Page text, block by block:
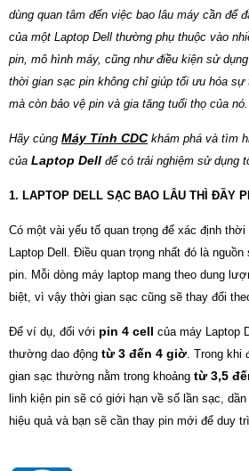
dùng quan tâm đến việc bao lâu máy cần để
của một Laptop Dell thường phụ thuộc vào
pin, mô hình máy, cũng như điều kiện sử
thời gian sạc pin không chỉ giúp tối ưu hóa
mà còn bảo vệ pin và gia tăng tuổi thọ của nó.
Hãy cùng Máy Tính CDCkhám phá và tìm
của Laptop Dell để có trải nghiệm sử dụng
1. LAPTOP DELL SẠC BAO LÂU THÌ ĐẦY
Có một vài yếu tố quan trọng để xác định
Laptop Dell. Điều quan trọng nhất đó là
pin. Mỗi dòng máy laptop mang theo dung
biệt, vì vậy thời gian sạc cũng sẽ thay đổi
Để ví dụ, đối với pin 4 cell của máy Laptop
thường dao động từ 3 đến 4 giờ . Trong khi
gian sạc thường nằm trong khoảng từ 3,5
linh kiện pin sẽ có giới hạn về số lần sạc,
hiệu quả và bạn sẽ cần thay pin mới để duy